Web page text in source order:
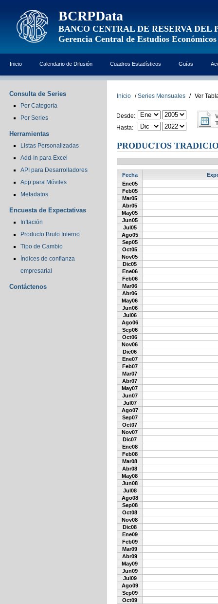
BCRPData
BANCO CENTRAL DE RESERVA DEL
Gerencia Central de Estudios Económicos
Inicio Calendario de Difusión Cuadros Estadísticos Guías
Consulta de Series
Por Categoría
Por Series
Herramientas
Listas Personalizadas
Add-In para Excel
API para Desarrolladores
App para Móviles
Metadatos
Encuesta de Expectativas
Inflación
Producto Bruto Interno
Tipo de Cambio
Índices de confianza
empresarial
Contáctenos
Inicio / Series Mensuales / Ver
Desde:
Hasta:
PRODUCTOS
Fecha
Ene05
Feb05
Mar05
Abr05
May05
Jun05
Jul05
Ago05
Sep05
Oct05
Nov05
Dic05
Ene06
Feb06
Mar06
Abr06
May06
Jun06
Jul06
Ago06
Sep06
Oct06
Nov06
Dic06
Ene07
Feb07
Mar07
Abr07
May07
Jun07
Jul07
Ago07
Sep07
Oct07
Nov07
Dic07
Ene08
Feb08
Mar08
Abr08
May08
Jun08
Jul08
Ago08
Sep08
Oct08
Nov08
Dic08
Ene09
Feb09
Mar09
Abr09
May09
Jun09
Jul09
Ago09
Sep09
Oct09